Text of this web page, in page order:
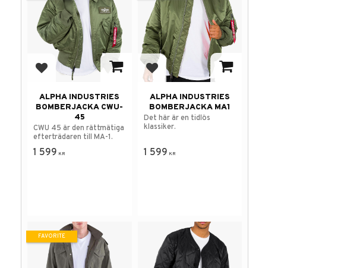
Add to favorites
ALPHA INDUSTRIES
BOMBERJACKA CWU-
45
CWU 45 är den rättmätiga
efterträdaren till MA-1.
1 599 KR
Add to favorites
ALPHA INDUSTRIES
BOMBERJACKA MA1
Det här är en tidlös
klassiker.
1 599 KR
FAVORITE